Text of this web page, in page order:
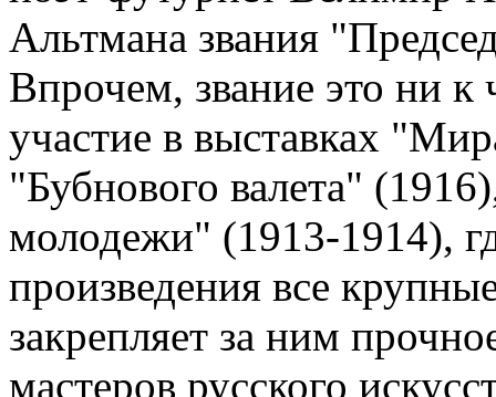
Альтмана звания
Впрочем, звание это ни к
участие в выставках
"Бубнового валета"
молодежи" (1913-1914),
произведения все
закрепляет за ним
мастеров русского